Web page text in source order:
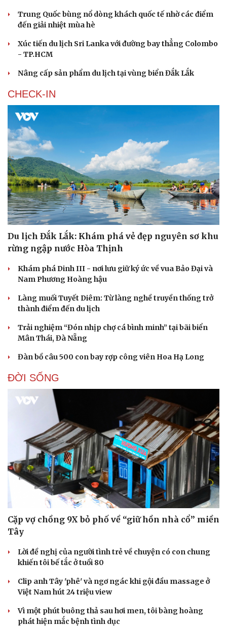
Du lịch
Tư vấn
Săn Tour
check-in
Podcast
Cửa sổ tình yêu
Trung Quốc bùng nổ dòng khách quốc tế nhờ các điểm
đến giải nhiệt mùa hè
Xúc tiến du lịch Sri Lanka với đường bay thẳng Colombo
- TP.HCM
Nâng cấp sản phẩm du lịch tại vùng biển Đắk Lắk
CHECK-IN
Du lịch Đắk Lắk: Khám phá vẻ đẹp nguyên sơ khu
rừng ngập nước Hòa Thịnh
Khám phá Dinh III - nơi lưu giữ ký ức về vua Bảo Đại và
Nam Phương Hoàng hậu
Làng muối Tuyết Diêm: Từ làng nghề truyền thống trở
thành điểm đến du lịch
Trải nghiệm “Đón nhịp chợ cá bình minh” tại bãi biển
Mân Thái, Đà Nẵng
Đàn bồ câu 500 con bay rợp công viên Hoa Hạ Long
ĐỜI SỐNG
Cặp vợ chồng 9X bỏ phố về “giữ hồn nhà cổ” miền
Tây
Lời đề nghị của người tình trẻ về chuyện có con chung
khiến tôi bế tắc ở tuổi 80
Clip anh Tây 'phê' và ngơ ngác khi gội đầu massage ở
Việt Nam hút 24 triệu view
Vì một phút buông thả sau hơi men, tôi bàng hoàng
phát hiện mắc bệnh tình dục